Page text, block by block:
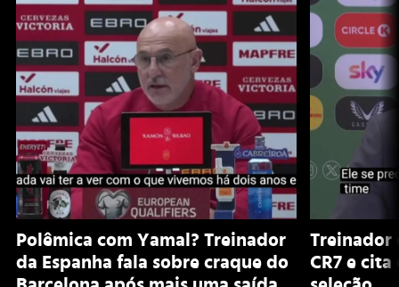
Polêmica com Yamal? Treinador
da Espanha fala sobre craque do
Treinador
CR7 e